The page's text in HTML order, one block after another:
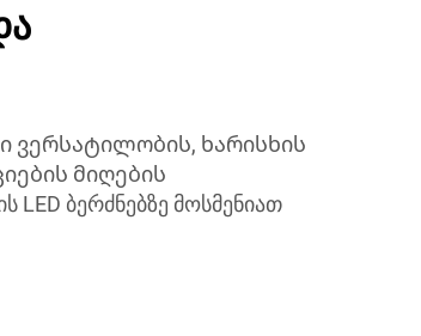
ვერსატილობის, ხარისხის
მიღების
ბერძნებზე მოსმენიათ